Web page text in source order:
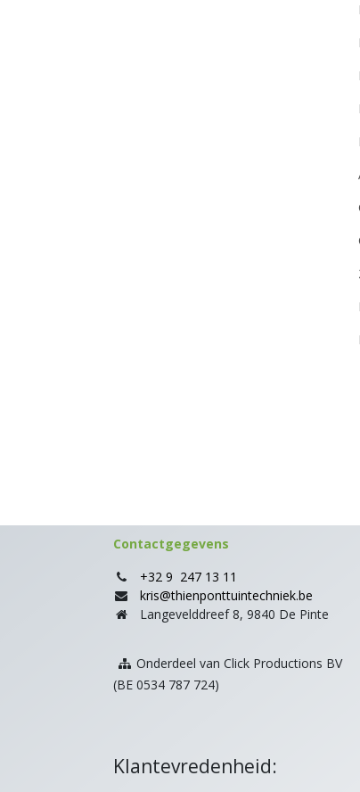
Contactgegevens
+32 9 247 13 11
kris@thienponttuintechniek.be
Langevelddreef 8, 9840 De Pinte
Onderdeel van Click Productions BV
(BE 0534 787 724)
Klantevredenheid: